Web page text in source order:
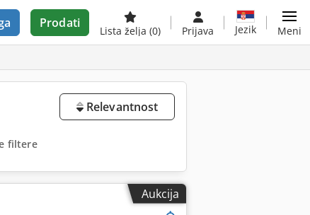
Prodati
Lista želja (0) Prijava Jezik Meni
Relevantnost
filtere
Aukcija